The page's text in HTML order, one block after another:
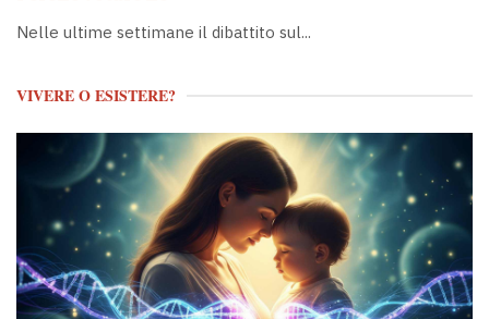
Nelle ultime settimane il dibattito sul...
VIVERE O ESISTERE?